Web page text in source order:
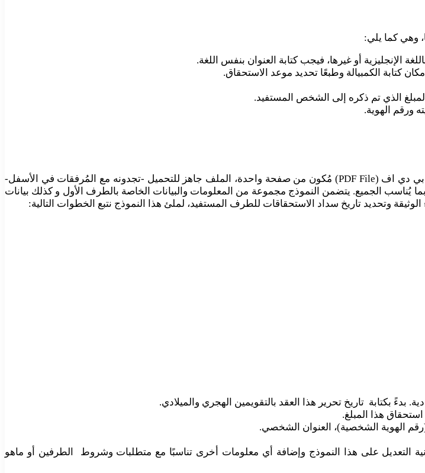
وهي كما يلي:
الإنجليزية أو غيرها، فيجب كتابة العنوان بنفس اللغة.
كتابة الكمبيالة وطبعًا تحديد موعد الاستحقاق.
الذي تم ذكره إلى الشخص المستفيد.
ورقم الهوية.
نُقدم لكم على موقعنا نماذج بالعربي واحد من النماذج المُمَّيزة “الكمبيالة” على شكل ملف بي دي اف (PDF File) مُكون من صفحة واحدة، الملف جاهز للتحميل -تجدونه مع المُرفقات في الأسفل-
يُناسب الجميع. يتضمن النموذج مجموعة من المعلومات والبيانات الخاصة بالطرف الأول و كذلك بيانات
وتحديد تاريخ سداد الاستحقاقات للطرف المستفيد، لملئ هذا النموذج نتبع الخطوات التالية:
بدءً بكتابة تاريخ تحرير هذا العقد بالتقويمين الهجري والميلادي.
هذا المبلغ.
(رقم الهوية الشخصية)، العنوان الشخصي.
التعديل على هذا النموذج وإضافة أي معلومات أخرى تناسبًا مع متطلبات وشروط الطرفين أو ماهو